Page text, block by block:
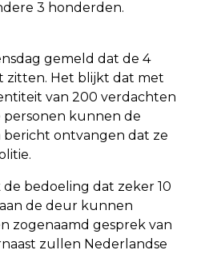
3 honderden.
gemeld dat de 4
zitten. Het blijkt dat met
van 200 verdachten
personen kunnen de
bericht ontvangen dat ze
de bedoeling dat zeker 10
de deur kunnen
zogenaamd gesprek van
zullen Nederlandse